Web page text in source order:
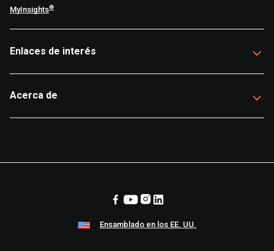
MyInsights®
Enlaces de interés
Acerca de
Ensamblado en los EE. UU.